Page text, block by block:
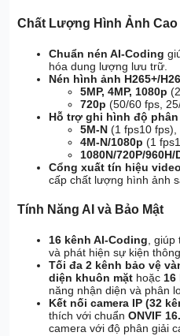
Chất Lượng Hình Ảnh Cao
Chuẩn nén AI-Coding
hóa dung lượng lưu trữ.
Nén hình ảnh H265+/
5MP, 4MP, 1080p
720p (50/60 fps,
Hỗ trợ ghi hình độ
5M-N (1 fps10 fps),
4M-N/1080p (1
1080N/720P/960H/
Cổng xuất tín hiệu
cấp chất lượng hình ảnh
Tính Năng AI và Bảo Mật
16 kênh AI-Coding, giúp
và phát hiện sự kiện
Tối đa 2 kênh bảo vệ
diện khuôn mặt hoặc16
năng nhận diện và phân
Kết nối camera IP (32
thích với chuẩnONVIF
camera với độ phân giải